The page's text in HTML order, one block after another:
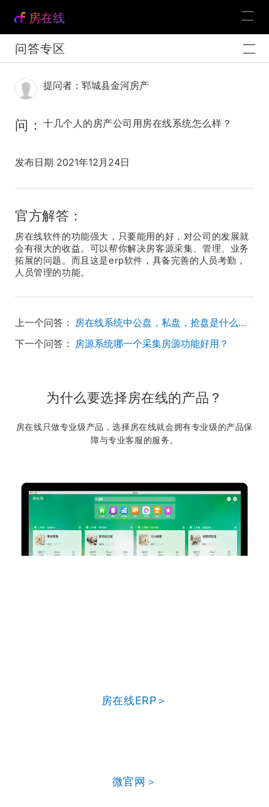
房在线
问答专区
提问者：郓城县金河房产
问： 十几个人的房产公司用房在线系统怎么样？
发布日期 2021年12月24日
官方解答：
房在线软件的功能强大，只要能用的好，对公司的发展就
会有很大的收益。可以帮你解决房客源采集、管理、业务
拓展的问题。而且这是erp软件，具备完善的人员考勤，
人员管理的功能。
上一个问答：
房在线系统中公盘，私盘，抢盘是什么意思？
下一个问答： 房源系统哪一个采集房源功能好用？
为什么要选择房在线的产品？
房在线只做专业级产品，选择房在线就会拥有专业级的产品保
障与专业客服的服务。
房在线ERP＞